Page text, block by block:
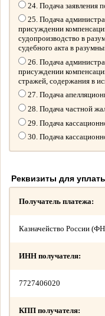
24. Подача заявления
25. Подача
присуждении
судопроизводство в
судебного акта в
26. Подача
присуждении
стражей, содержания в
27. Подача
28. Подача частной
29. Подача
30. Подача
Реквизиты для
Получатель платежа:
Казначейство России
ИНН получателя:
7727406020
КПП получателя: